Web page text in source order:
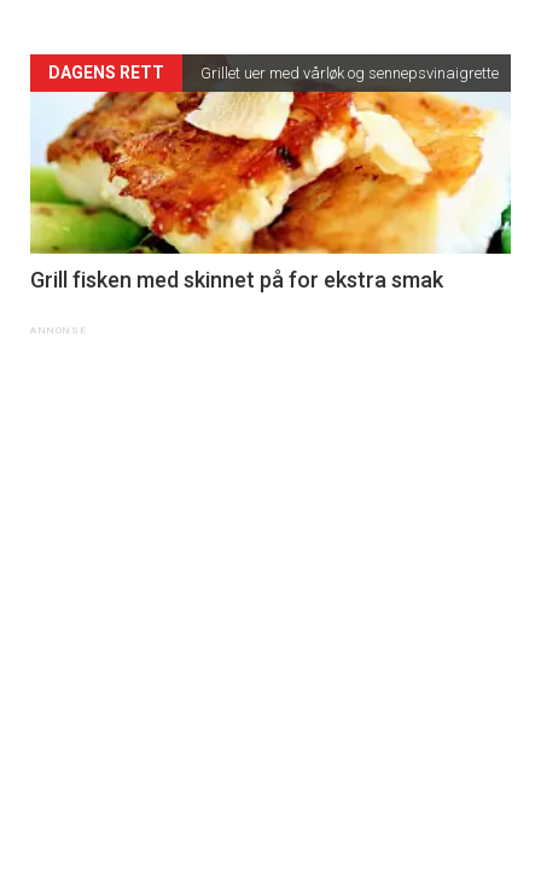
DAGENS RETT Grillet uer med vårløk og sennepsvinaigrette
Grill fisken med skinnet på for ekstra smak